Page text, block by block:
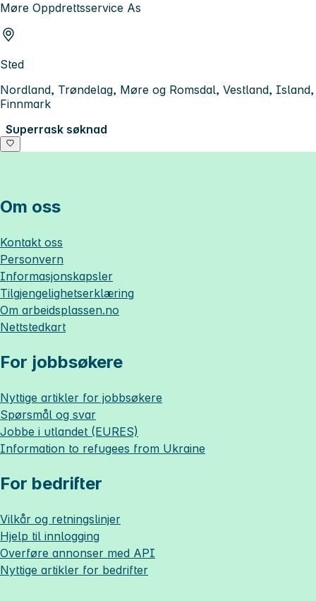
Møre Oppdrettsservice As
Sted
Nordland, Trøndelag, Møre og Romsdal, Vestland, Island,
Finnmark
Superrask søknad
Om oss
Kontakt oss
Personvern
Informasjonskapsler
Tilgjengelighetserklæring
Om arbeidsplassen.no
Nettstedkart
For jobbsøkere
Nyttige artikler for jobbsøkere
Spørsmål og svar
Jobbe i utlandet (EURES)
Information to refugees from Ukraine
For bedrifter
Vilkår og retningslinjer
Hjelp til innlogging
Overføre annonser med API
Nyttige artikler for bedrifter